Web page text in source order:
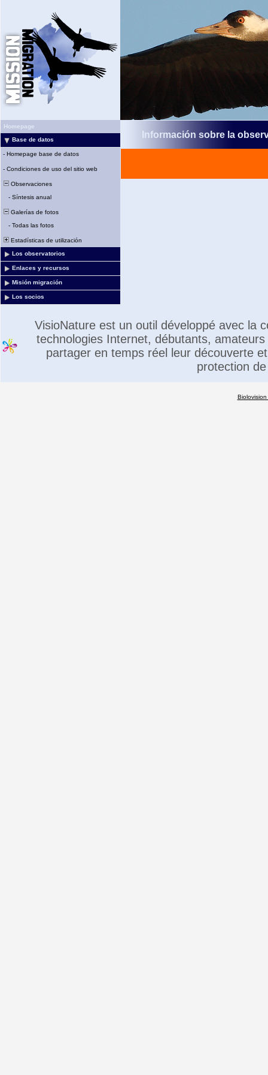
Homepage
Base de datos
- Homepage base de datos
- Condiciones de uso del sitio web
Observaciones
- Síntesis anual
Galerías de fotos
- Todas las fotos
Estadísticas de utilización
Los observatorios
Enlaces y recursos
Misión migración
Los socios
Información sobre la
VisioNature est un outil développé avec la
technologies Internet, débutants,
partager en temps réel leur découverte
protection
Biolovision